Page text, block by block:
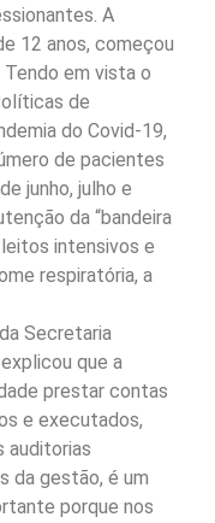
A
12 anos, começou
em vista o
de
do Covid-19,
de pacientes
junho, julho e
da “bandeira
intensivos e
respiratória, a
Secretaria
que a
prestar contas
e executados,
auditorias
da gestão, é um
porque nos